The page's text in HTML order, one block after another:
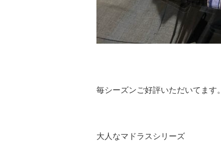
毎シーズンご好評いただいてます。
大人なマドラスシリーズ